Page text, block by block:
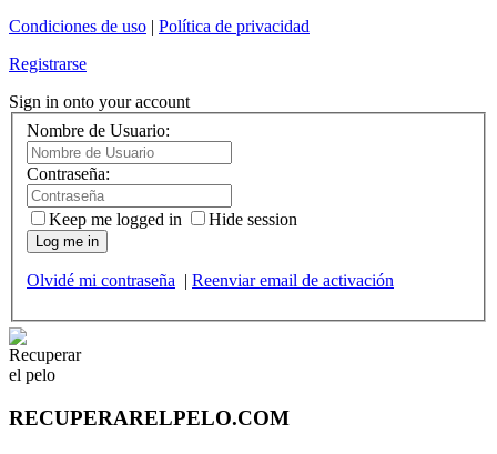
Condiciones de uso
Política de privacidad
Registrarse
Sign in onto your account
Nombre de Usuario:
Contraseña:
Keep me logged in Hide session
Log me in
Olvidé mi contraseña | Reenviar email de activación
RECUPERARELPELO.COM